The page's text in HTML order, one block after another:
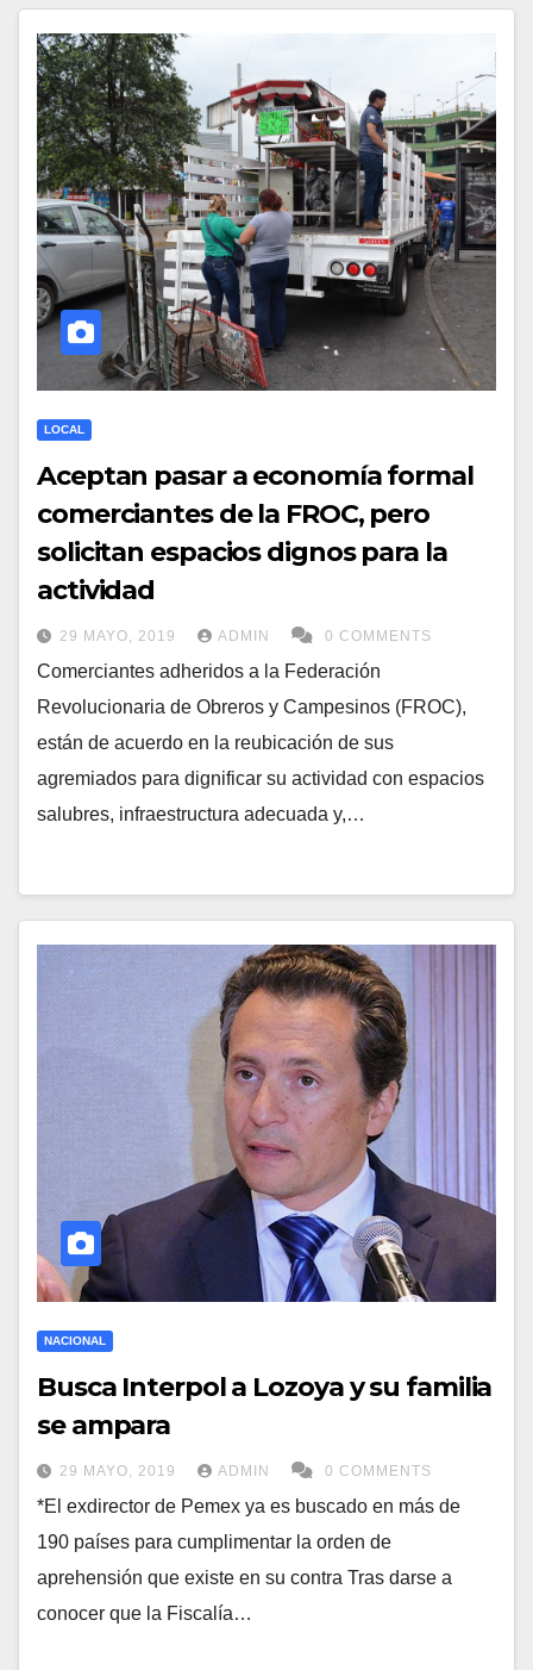
LOCAL
Aceptan pasar a economía formal
comerciantes de la FROC, pero
solicitan espacios dignos para la
actividad
29 MAYO, 2019 ADMIN 0 COMMENTS
Comerciantes adheridos a la Federación
Revolucionaria de Obreros y Campesinos (FROC),
están de acuerdo en la reubicación de sus
agremiados para dignificar su actividad con espacios
salubres, infraestructura adecuada y,…
NACIONAL
Busca Interpol a Lozoya y su familia
se ampara
29 MAYO, 2019 ADMIN 0 COMMENTS
*El exdirector de Pemex ya es buscado en más de
190 países para cumplimentar la orden de
aprehensión que existe en su contra Tras darse a
conocer que la Fiscalía…